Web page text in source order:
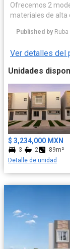
Ofrecemos 2
materiales de alta
disfruta de tu
Published by
Ver detalles del
Unidades
$ 3,234,000 MXN
3 2
89m²
Detalle de unidad